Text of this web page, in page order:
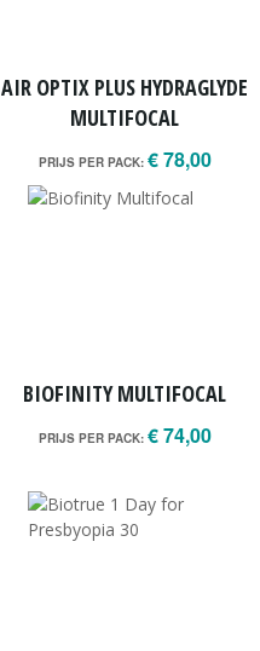
AIR OPTIX PLUS HYDRAGLYDE
MULTIFOCAL
PRIJS PER PACK: € 78,00
BIOFINITY MULTIFOCAL
PRIJS PER PACK: € 74,00